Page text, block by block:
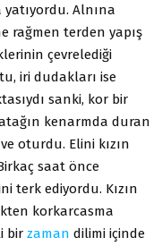
Alnına
rağmen terden yapış
çevrelediği
iri dudakları ise
sanki, kor bir
kenarmda duran
oturdu. Elini kızın
saat önce
terk ediyordu. Kızın
korkarcasma
bir zaman dilimi içinde